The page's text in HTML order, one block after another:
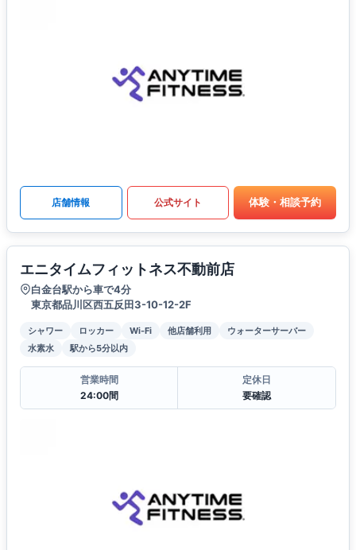
店舗情報 公式サイト 体験・相談予約
エニタイムフィットネス不動前店
白金台駅から車で4分
東京都品川区西五反田3-10-12-2F
シャワー ロッカー Wi-Fi 他店舗利用
ウォーターサーバー
水素水
駅から5分以内
営業時間
24:00間
定休日
要確認